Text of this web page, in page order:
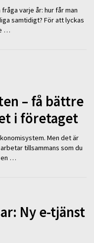
varje år: hur får man
samtidigt? För att lyckas
…
– få bättre
i företaget
Men det är
tillsammans som du
en …
Ny e-tjänst